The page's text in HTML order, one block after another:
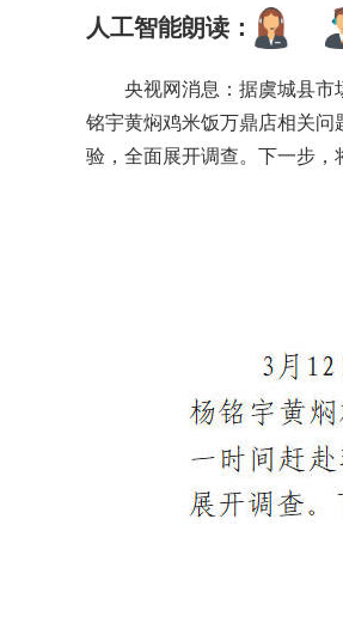
人工智能朗读：
央视网消息：据虞城县市
铭宇黄焖鸡米饭万鼎店相关
验，全面展开调查。下一步